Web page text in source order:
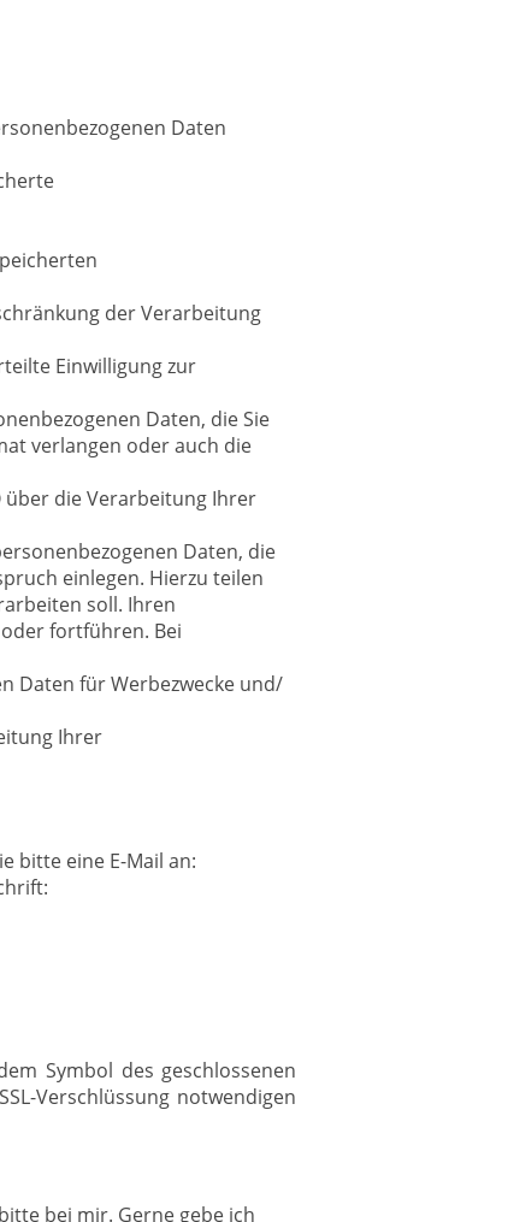
Daten
der Verarbeitung
Einwilligung zur
Daten, die Sie
verlangen oder auch die
über die Verarbeitung Ihrer
Daten, die
einlegen. Hierzu teilen
soll. Ihren
fortführen. Bei
Daten für Werbezwecke und/
Ihrer
bitte eine E-Mail an:
Symbol des geschlossenen
Verschlüssung notwendigen
bei mir. Gerne gebe ich